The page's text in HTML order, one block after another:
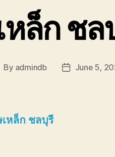
หล็ก ช
By admindb
PostJune 5,
หล็ก ชลบุรี